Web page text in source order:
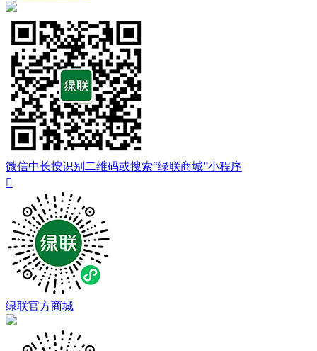
微信中长按识别二维码或搜索“绿联商城”小程序

绿联官方商城